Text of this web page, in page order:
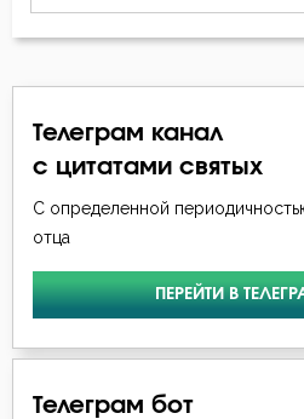
Елеосвящение
Женщина
Жизнь
Жизнь вечная
Забота
Зависть
Закон Божий
Телеграм канал
с цитатами святых
С определенной
отца
ПЕРЕЙТИ В
Телеграм бот